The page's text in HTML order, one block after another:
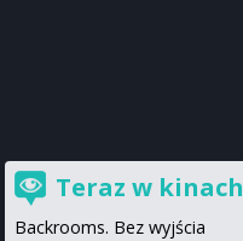
Teraz w kinach
Backrooms. Bez wyjścia